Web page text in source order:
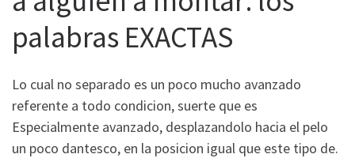
palabras EXACTAS
Lo cual no separado es un poco mucho avanzado
referente a todo condicion, suerte que es
Especialmente avanzado, desplazandolo hacia el pelo
un poco dantesco, en la posicion igual que este tipo de.